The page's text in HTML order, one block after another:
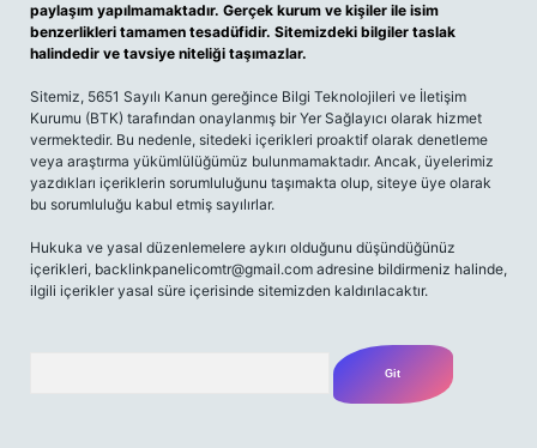
paylaşım yapılmamaktadır. Gerçek kurum ve kişiler ile isim
benzerlikleri tamamen tesadüfidir. Sitemizdeki bilgiler taslak
halindedir ve tavsiye niteliği taşımazlar.
Sitemiz, 5651 Sayılı Kanun gereğince Bilgi Teknolojileri ve İletişim
Kurumu (BTK) tarafından onaylanmış bir Yer Sağlayıcı olarak hizmet
vermektedir. Bu nedenle, sitedeki içerikleri proaktif olarak denetleme
veya araştırma yükümlülüğümüz bulunmamaktadır. Ancak, üyelerimiz
yazdıkları içeriklerin sorumluluğunu taşımakta olup, siteye üye olarak
bu sorumluluğu kabul etmiş sayılırlar.
Hukuka ve yasal düzenlemelere aykırı olduğunu düşündüğünüz
içerikleri, backlinkpanelicomtr@gmail.com adresine bildirmeniz halinde,
ilgili içerikler yasal süre içerisinde sitemizden kaldırılacaktır.